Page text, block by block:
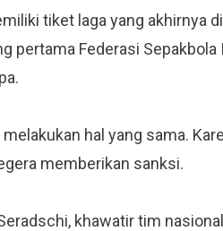
tiket laga yang akhirnya
pertama Federasi Sepakbola
hal yang sama.
memberikan sanksi.
khawatir tim